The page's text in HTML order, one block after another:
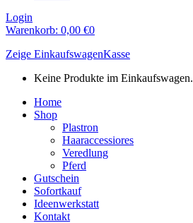
Login
Warenkorb: 0,00 €0
Zeige EinkaufswagenKasse
Keine Produkte im Einkaufswagen.
Home
Shop
Plastron
Haaraccessiores
Veredlung
Pferd
Gutschein
Sofortkauf
Ideenwerkstatt
Kontakt